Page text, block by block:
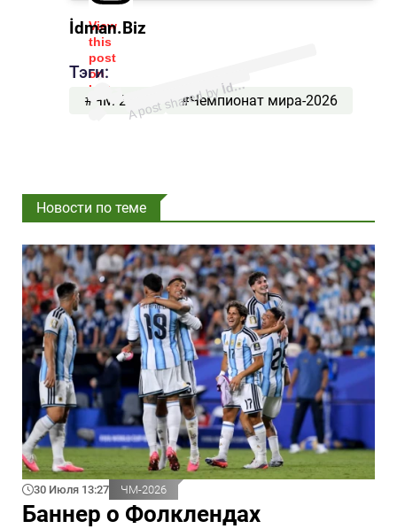
View
this
post
on
InstagramA post shared by
İ
d
m
a
n.
Biz
İdman.Biz
Тэги:
#ЧМ-2026 #Чемпионат мира-2026
Новости по теме
30 Июля 13:27 ЧМ-2026
Баннер о Фолклендах